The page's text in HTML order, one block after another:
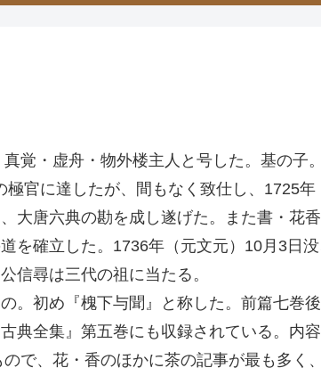
覚・虚舟・物外楼主人と号した。基の子
官に達したが、間もなく致仕し、1725
大唐六典の勘を成し遂げた。また書・花
確立した。1736年（元文元）10月3日
信尋は三代の祖に当たる。
。初め『槐下与聞』と称した。前篇七巻
全集』第五巻にも収録されている。内
で、花・香のほかに茶の記事が最も多く